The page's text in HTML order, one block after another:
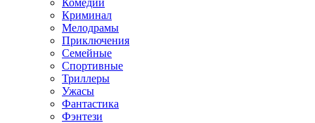
Криминал
Мелодрамы
Приключения
Семейные
Спортивные
Триллеры
Ужасы
Фантастика
Фэнтези